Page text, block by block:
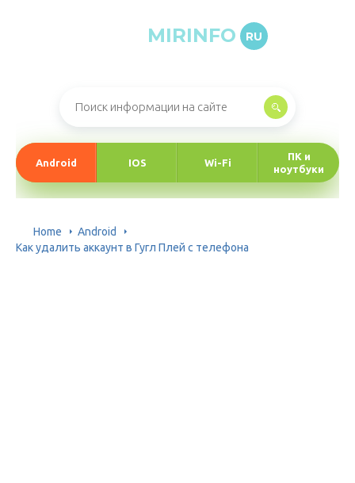
MIRINFO RU
Android IOS Wi-Fi
ПК и
ноутбуки
Home
Android
Как удалить аккаунт в Гугл Плей с телефона